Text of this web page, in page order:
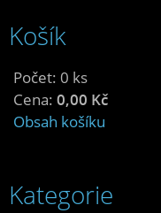
Košík
Počet: 0 ks
Cena: 0,00 Kč
Obsah košíku
Kategorie